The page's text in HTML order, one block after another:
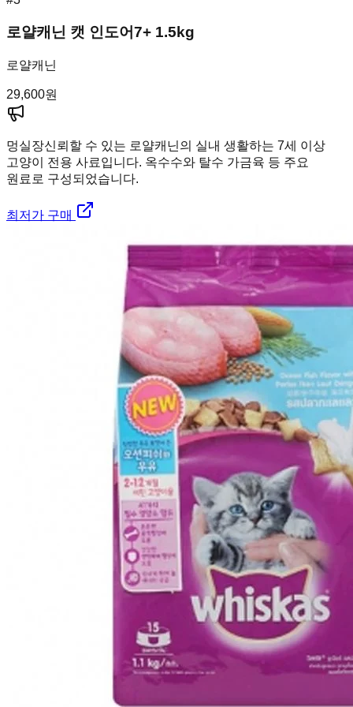
로얄캐닌 캣 인도어7+ 1.5kg
로얄캐닌
29,600원
멍실장신뢰할 수 있는 로얄캐닌의 실내 생활하는 7세 이상
고양이 전용 사료입니다. 옥수수와 탈수 가금육 등 주요
원료로 구성되었습니다.
최저가 구매